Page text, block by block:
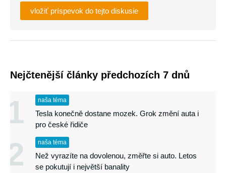
vložiť príspevok do tejto diskusie
Nejčtenější články předchozích 7 dnů
1 naša téma
Tesla konečně dostane mozek. Grok změní auta i
pro české řidiče
2 naša téma
Než vyrazíte na dovolenou, změřte si auto. Letos
se pokutují i největší banality